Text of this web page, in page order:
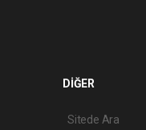
DİĞER
Sitede Ara